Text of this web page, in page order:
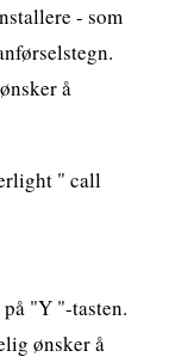
- som
å
" call
"Y "-tasten.
ønsker å